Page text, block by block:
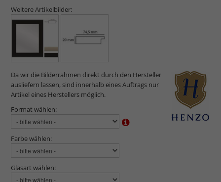
Weitere Artikelbilder:
Da wir die Bilderrahmen direkt durch den Hersteller
ausliefern lassen, sind innerhalb eines Auftrags nur
Artikel eines Herstellers möglich.
Format wählen:
Farbe wählen:
Glasart wählen: